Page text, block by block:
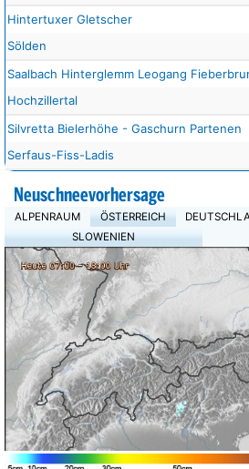
Hintertuxer Gletscher
Sölden
Saalbach Hinterglemm Leogang
Hochzillertal
Silvretta Bielerhöhe - Gaschurn Partenen
Serfaus-Fiss-Ladis
Neuschneevorhersage
ALPENRAUM ÖSTERREICH
SLOWENIEN